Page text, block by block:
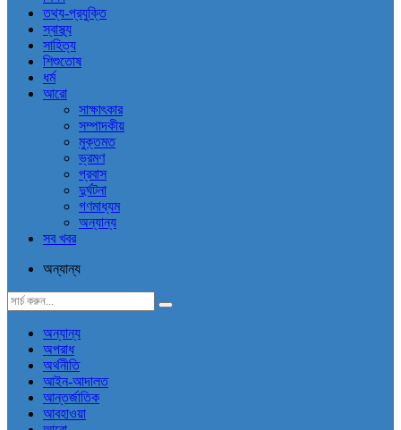
তথ্য-প্রযুক্তি
স্বাস্থ্য
সাহিত্য
শিশুতোষ
ধর্ম
আরো
সাক্ষাৎকার
সম্পাদকীয়
মুক্তমত
ভ্রমণ
প্রবাস
দুর্ঘটনা
গণমাধ্যম
অন্যান্য
সব খবর
অন্যান্য
অন্যান্য
অপরাধ
অর্থনীতি
আইন-আদালত
আন্তর্জাতিক
আবহাওয়া